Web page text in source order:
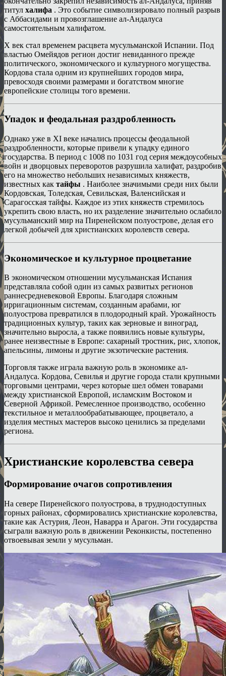
титул халифа . Это событие символизировало полный разрыв
с Аббасидами и провозглашение ал-Андалуса
самостоятельным халифатом.
X век стал временем расцвета мусульманской Испании. Под
властью Омейядов регион достиг невиданного прежде
политического, экономического и культурного могущества.
Кордова стала одним из крупнейших городов мира,
превосходя своими размерами и богатством многие
европейские столицы того времени.
Упадок и феодальная раздробленность
Однако уже в XI веке начались процессы феодальной
раздробленности, которые привели к упадку единого
государства. В период с 1008 по 1031 год серия междоусобных
войн и дворцовых переворотов разрушила халифат, раздробив
его на множество небольших независимых княжеств,
известных как тайфы . Наиболее значимыми среди них были
Кордовская, Толедская, Севильская, Валенсийская и
Сарагосская тайфы. Каждое из этих княжеств стремилось
укрепить свою власть, но их разделение значительно ослабило
мусульманский мир на Пиренейском полуострове, делая его
легкой добычей для христианских королевств севера.
Экономическое и культурное процветание
В экономическом отношении мусульманская Испания
представляла собой один из самых развитых регионов
раннесредневековой Европы. Благодаря сложным
ирригационным системам, созданным арабами, юг
полуострова превратился в плодородный край. Урожайность
традиционных культур, таких как зерновые и виноград,
значительно выросла, а также появились новые культуры,
ранее неизвестные в Европе: сахарный тростник, рис, хлопок,
апельсины, лимоны и другие экзотические растения.
Торговля также играла важную роль в экономике ал-
Андалуса. Кордова, Севилья и другие города стали крупными
торговыми центрами, через которые шел обмен товарами
между христианской Европой, исламским Востоком и
Северной Африкой. Ремесленное производство, особенно
текстильное и металлообрабатывающее, процветало, а
изделия местных мастеров высоко ценились за пределами
региона.
Христианские королевства севера
Формирование очагов сопротивления
На севере Пиренейского полуострова, в труднодоступных
горных районах, сформировались христианские королевства,
такие как Астурия, Леон, Наварра и Арагон. Эти государства
сыграли важную роль в движении Реконкисты, постепенно
отвоевывая земли у мусульман.